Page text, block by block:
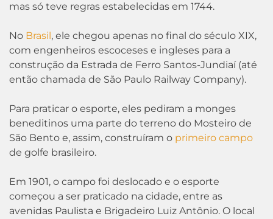
mas só teve regras estabelecidas em 1744.
No Brasil, ele chegou apenas no final do século XIX,
com engenheiros escoceses e ingleses para a
construção da Estrada de Ferro Santos-Jundiaí (até
então chamada de São Paulo Railway Company).
Para praticar o esporte, eles pediram a monges
beneditinos uma parte do terreno do Mosteiro de
São Bento e, assim, construíram o primeiro campo
de golfe brasileiro.
Em 1901, o campo foi deslocado e o esporte
começou a ser praticado na cidade, entre as
avenidas Paulista e Brigadeiro Luiz Antônio. O local